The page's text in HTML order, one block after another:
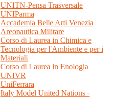
UNITN-Pensa Trasversale
UNIParma
Accademia Belle Arti Venezia
Areonautica Militare
Corso di Laurea in Chimica e
Tecnologia per l'Ambiente e per i
Materiali
Corso di Laurea in Enologia
UNIVR
UniFerrara
Italy Model United Nations -